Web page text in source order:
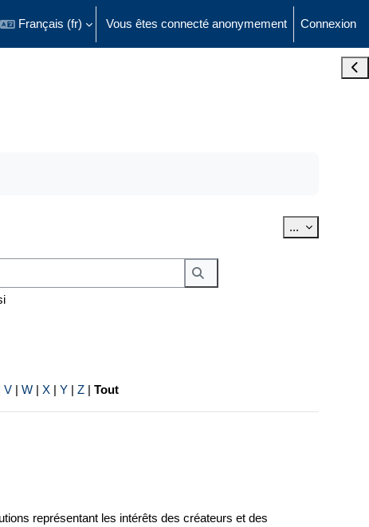
désactiver la saisie de recherche
Français ‎(fr)‎ Vous êtes connecté anonymement Connexion
... Exporter
Rechercher
V | W | X | Y | Z | Tout
représentant les intérêts des créateurs et des